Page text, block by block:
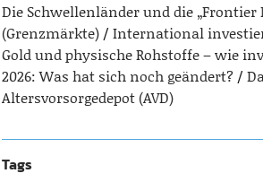
Die Schwellenländer und die „Frontier
(Grenzmärkte)
International
Gold und physische Rohstoffe – wie
2026: Was hat sich noch geändert?
Altersvorsorgedepot (AVD)
Tags